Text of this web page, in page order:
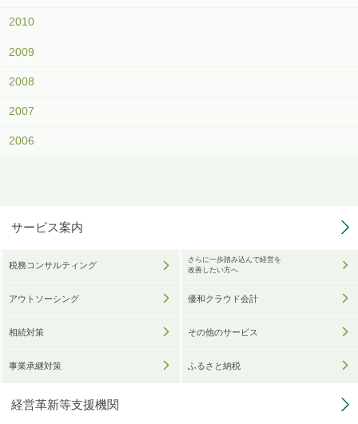
2010
2009
2008
2007
2006
サービス案内
税務コンサルティング
アウトソーシング
相続対策
事業承継対策
さらに一歩踏み込んで経営を
改善したい方へ
優和クラウド会計
その他のサービス
ふるさと納税
経営革新等支援機関